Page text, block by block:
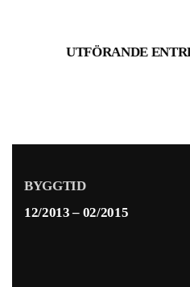
UTFÖRANDE
BYGGTID
12/2013 – 02/2015